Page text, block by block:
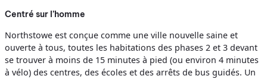
Centré sur l’homme
Northstowe est conçue comme une ville nouvelle saine et
ouverte à tous, toutes les habitations des phases 2 et 3 devant
se trouver à moins de 15 minutes à pied (ou environ 4 minutes
à vélo) des centres, des écoles et des arrêts de bus guidés. Un